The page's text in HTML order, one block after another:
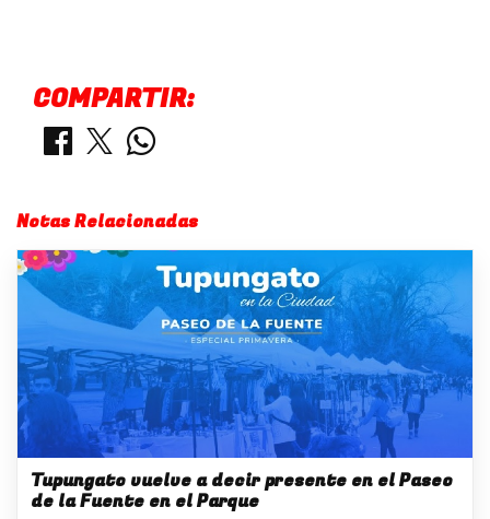
COMPARTIR:
Notas Relacionadas
Tupungato vuelve a decir presente en el Paseo
de la Fuente en el Parque